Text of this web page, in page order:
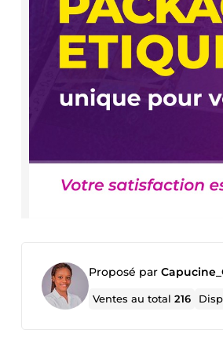
Proposé par
Ventes au total216